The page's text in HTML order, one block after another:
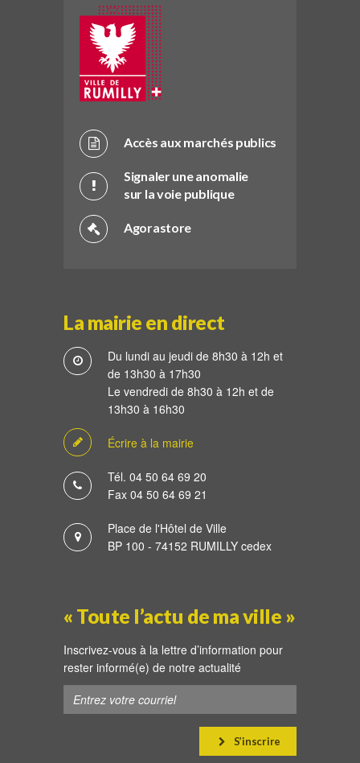
Accès aux marchés publics
Signaler une anomalie
sur la voie publique
Agorastore
La mairie en direct
Du lundi au jeudi de 8h30 à 12h et
de 13h30 à 17h30
Le vendredi de 8h30 à 12h et de
13h30 à 16h30
Écrire à la mairie
Tél. 04 50 64 69 20
Fax 04 50 64 69 21
Place de l'Hôtel de Ville
BP 100 - 74152 RUMILLY cedex
« Toute l’actu de ma ville »
Inscrivez-vous à la lettre d’information pour
rester informé(e) de notre actualité
S’inscrire